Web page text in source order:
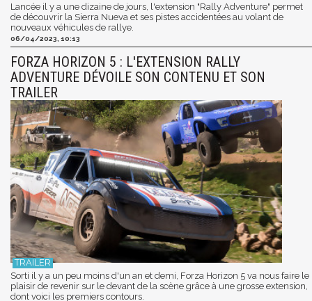
Lancée il y a une dizaine de jours, l'extension "Rally Adventure" permet
de découvrir la Sierra Nueva et ses pistes accidentées au volant de
nouveaux véhicules de rallye.
06/04/2023, 10:13
FORZA HORIZON 5 : L'EXTENSION RALLY
ADVENTURE DÉVOILE SON CONTENU ET SON
TRAILER
Sorti il y a un peu moins d'un an et demi, Forza Horizon 5 va nous faire le
plaisir de revenir sur le devant de la scène grâce à une grosse extension,
dont voici les premiers contours.